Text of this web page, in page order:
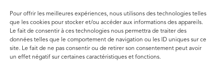
Pour offrir les meilleures expériences, nous utilisons des technologies telles
que les cookies pour stocker et/ou accéder aux informations des appareils.
Le fait de consentir à ces technologies nous permettra de traiter des
données telles que le comportement de navigation ou les ID uniques sur ce
site. Le fait de ne pas consentir ou de retirer son consentement peut avoir
un effet négatif sur certaines caractéristiques et fonctions.
Follow